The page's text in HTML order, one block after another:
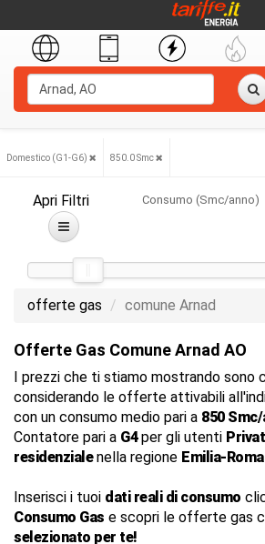
Domestico (G1-G6) 850.0 Smc
Apri Filtri Consumo (Smc/anno)
offerte gas comune Arnad
Offerte Gas Comune Arnad AO
I prezzi che ti stiamo mostrando sono
considerando le offerte attivabili
con un consumo medio pari a 850
Contatore pari a G4per gli utenti
residenzialenella regione Emilia-
Inserisci i tuoi dati reali di consumo
Consumo Gas e scopri le offerte gas
selezionato per te!